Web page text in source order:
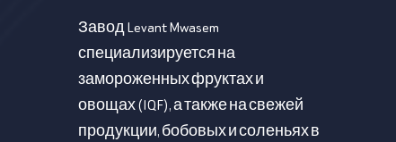
Завод Levant Mwasem
специализируется на
замороженных фруктах и
овощах (IQF), а также на свежей
продукции, бобовых и соленьях в